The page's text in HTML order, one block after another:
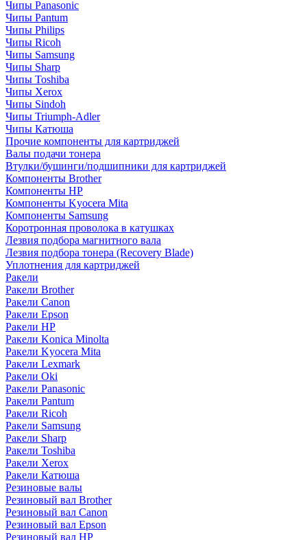
Чипы Panasonic
Чипы Pantum
Чипы Philips
Чипы Ricoh
Чипы Samsung
Чипы Sharp
Чипы Toshiba
Чипы Xerox
Чипы Sindoh
Чипы Triumph-Adler
Чипы Катюша
Прочие компоненты для картриджей
Валы подачи тонера
Втулки/бушинги/подшипники для картриджей
Компоненты Brother
Компоненты HP
Компоненты Kyocera Mita
Компоненты Samsung
Коротронная проволока в катушках
Лезвия подбора магнитного вала
Лезвия подбора тонера (Recovery Blade)
Уплотнения для картриджей
Ракели
Ракели Brother
Ракели Canon
Ракели Epson
Ракели HP
Ракели Konica Minolta
Ракели Kyocera Mita
Ракели Lexmark
Ракели Oki
Ракели Panasonic
Ракели Pantum
Ракели Ricoh
Ракели Samsung
Ракели Sharp
Ракели Toshiba
Ракели Xerox
Ракели Катюша
Резиновые валы
Резиновый вал Brother
Резиновый вал Canon
Резиновый вал Epson
Резиновый вал HP